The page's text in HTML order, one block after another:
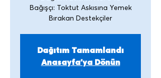
Bağışçı: Toktut Askısına Yemek
Bırakan Destekçiler
Dağıtım Tamamlandı
Anasayfa'ya Dönün